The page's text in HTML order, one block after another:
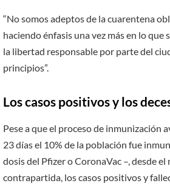
“No somos adeptos de la cuarentena
haciendo énfasis una vez más en lo que
la libertad responsable por parte del
principios”.
Los casos positivos y los
Pese a que el proceso de inmunización
23 días el 10% de la población fue
dosis del Pfizer o CoronaVac –, desde el
contrapartida, los casos positivos y